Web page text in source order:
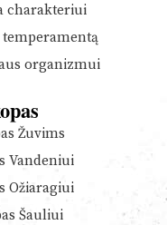
charakteriui
organizmui
Žuvims
Vandeniui
Ožiaragiui
Šauliui